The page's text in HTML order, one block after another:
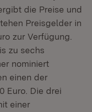
die Preise und
Preisgelder in
zur Verfügung.
zu sechs
nominiert
einen der
Euro. Die drei
einer